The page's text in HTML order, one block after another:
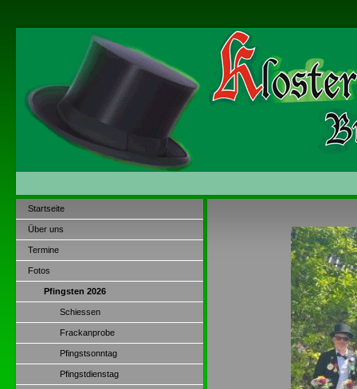
Startseite
Über uns
Termine
Fotos
Pfingsten 2026
Schiessen
Frackanprobe
Pfingstsonntag
Pfingstdienstag